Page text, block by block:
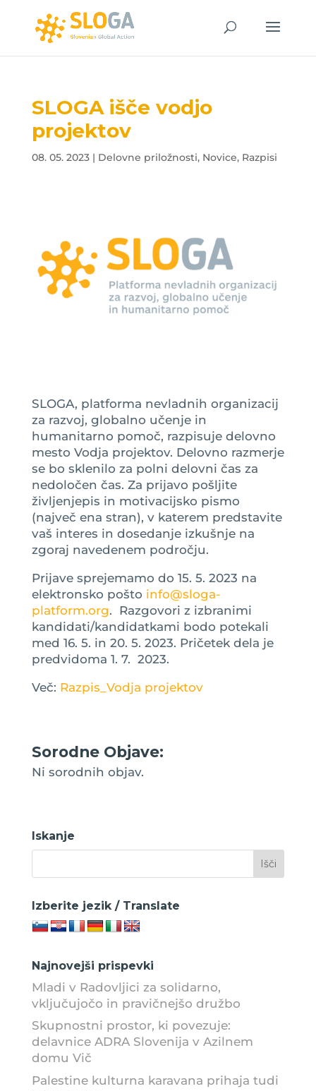
SLOGA išče vodjo
projektov
08. 05. 2023| Delovne priložnosti, Novice, Razpisi
SLOGA, platforma nevladnih organizacij
za razvoj, globalno učenje in
humanitarno pomoč, razpisuje delovno
mesto Vodja projektov. Delovno razmerje
se bo sklenilo za polni delovni čas za
nedoločen čas. Za prijavo pošljite
življenjepis in motivacijsko pismo
(največ ena stran), v katerem predstavite
vaš interes in dosedanje izkušnje na
zgoraj navedenem področju.
Prijave sprejemamo do 15. 5. 2023 na
elektronsko pošto info@sloga-
platform.org. Razgovori z izbranimi
kandidati/kandidatkami bodo potekali
med 16. 5. in 20. 5. 2023. Pričetek dela je
predvidoma 1. 7. 2023.
Več: Razpis_Vodja projektov
Sorodne Objave:
Ni sorodnih objav.
Iskanje
Izberite jezik / Translate
Najnovejši prispevki
Mladi v Radovljici za solidarno,
vključujočo in pravičnejšo družbo
Skupnostni prostor, ki povezuje:
delavnice ADRA Slovenija v Azilnem
domu Vič
Palestine kulturna karavana prihaja tudi